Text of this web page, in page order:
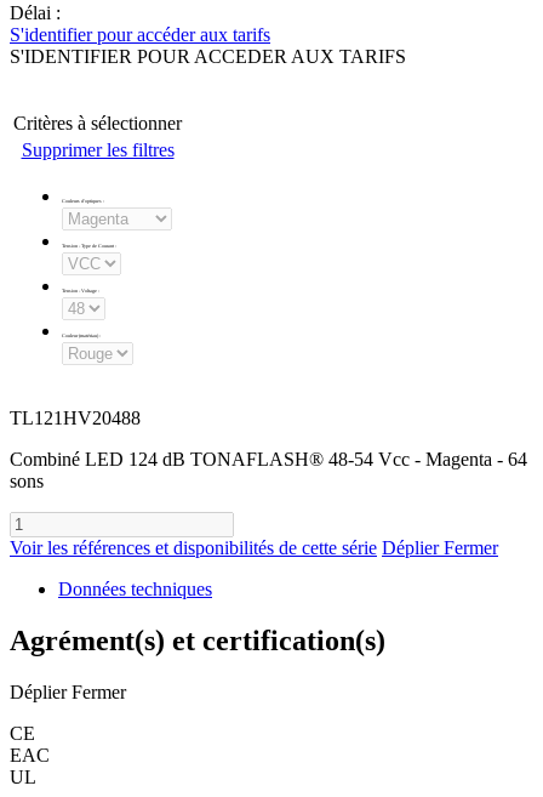
Délai :
S'identifier pour accéder aux tarifs
S'IDENTIFIER POUR ACCEDER AUX TARIFS
Critères à sélectionner
Supprimer les filtres
Couleurs d'optiques :
Tension - Type de Courant :
Tension - Voltage :
Couleur (matériau) :
TL121HV20488
Combiné LED 124 dB TONAFLASH® 48-54 Vcc - Magenta - 64
sons
Voir les références et disponibilités de cette série Déplier Fermer
Données techniques
Agrément(s) et certification(s)
Déplier Fermer
CE
EAC
UL